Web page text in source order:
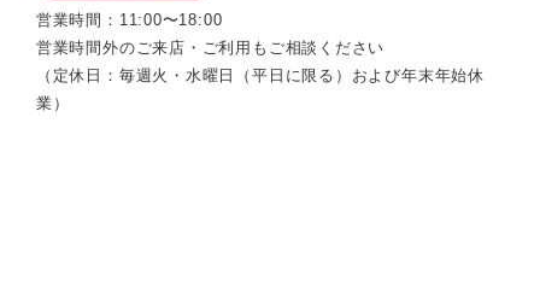
営業時間：11:00〜18:00
営業時間外のご来店・ご利用もご相談ください
（定休日：毎週火・水曜日（平日に限る）および年末年始休
業）